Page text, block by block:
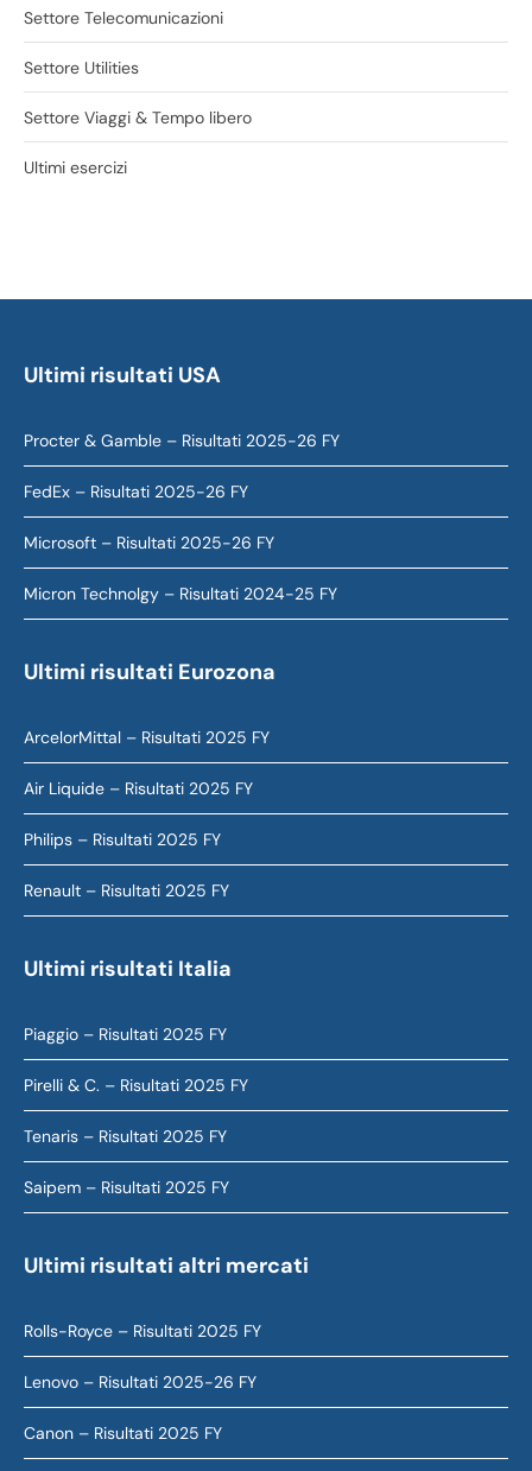
Settore Telecomunicazioni
Settore Utilities
Settore Viaggi & Tempo libero
Ultimi esercizi
Ultimi risultati USA
Procter & Gamble – Risultati 2025-26 FY
FedEx – Risultati 2025-26 FY
Microsoft – Risultati 2025-26 FY
Micron Technolgy – Risultati 2024-25 FY
Ultimi risultati Eurozona
ArcelorMittal – Risultati 2025 FY
Air Liquide – Risultati 2025 FY
Philips – Risultati 2025 FY
Renault – Risultati 2025 FY
Ultimi risultati Italia
Piaggio – Risultati 2025 FY
Pirelli & C. – Risultati 2025 FY
Tenaris – Risultati 2025 FY
Saipem – Risultati 2025 FY
Ultimi risultati altri mercati
Rolls-Royce – Risultati 2025 FY
Lenovo – Risultati 2025-26 FY
Canon – Risultati 2025 FY